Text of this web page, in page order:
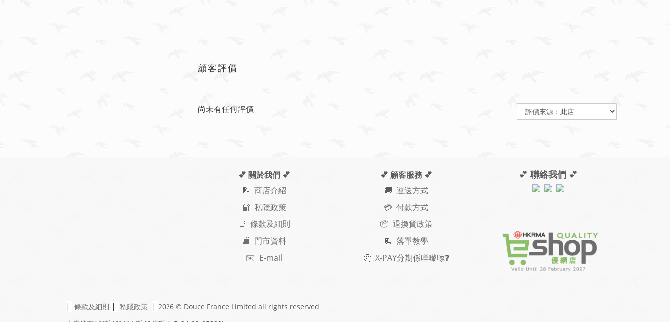
顧客評價
尚未有任何評價
💕 關於我們 💕
📝 商店介紹
🔐 私隱政策
📑 條款及細則
🏬 門市資料
✉️ E-mail
💕 顧客服務 💕
🚚 運送方式
💳 付款方式
📦 退換貨政策
📃 落單教學
🤔 X-PAY分期係咩嚟𠺢❓
💕 聯絡我們💕
| 條款及細則 | 私隱政策 | 2026 © Douce France Limited all rights reserved